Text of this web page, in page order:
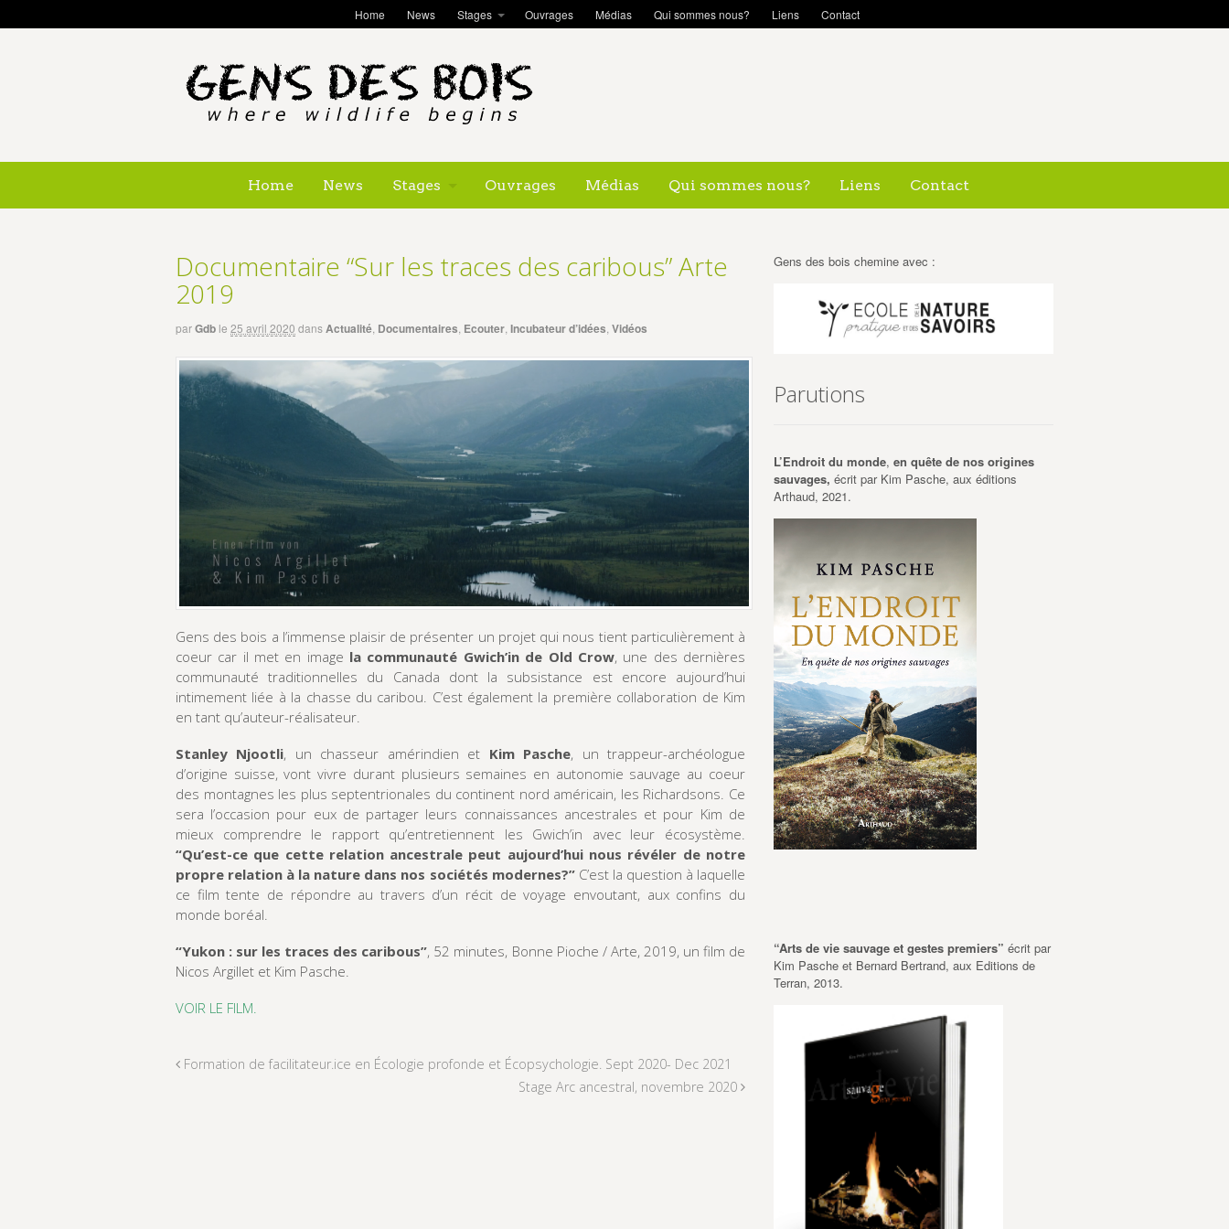
Home News Stages Ouvrages Médias Qui sommes nous? Liens Contact
Home News Stages Ouvrages Médias Qui sommes nous? Liens Contact
Documentaire “Sur les traces des caribous” Arte
2019
parGdb le 25 avril 2020 dansActualité Documentaires Ecouter Incubateur d’idées Vidéos
Gens des bois a l’immense plaisir de présenter un projet qui nous tient particulièrement à
coeur car il met en image la communauté Gwich’in de Old Crow, une des dernières
communauté traditionnelles du Canada dont la subsistance est encore aujourd’hui
intimement liée à la chasse du caribou. C’est également la première collaboration de Kim
en tant qu’auteur-réalisateur.
Stanley Njootli, un chasseur amérindien et Kim Pasche, un trappeur-archéologue
d’origine suisse, vont vivre durant plusieurs semaines en autonomie sauvage au coeur
des montagnes les plus septentrionales du continent nord américain, les Richardsons. Ce
sera l’occasion pour eux de partager leurs connaissances ancestrales et pour Kim de
mieux comprendre le rapport qu’entretiennent les Gwich’in avec leur écosystème.
“Qu’est-ce que cette relation ancestrale peut aujourd’hui nous révéler de notre
propre relation à la nature dans nos sociétés modernes?” C’est la question à laquelle
ce film tente de répondre au travers d’un récit de voyage envoutant, aux confins du
monde boréal.
“Yukon : sur les traces des caribous”, 52 minutes, Bonne Pioche / Arte, 2019, un film de
Nicos Argillet et Kim Pasche.
VOIR LE FILM.
Formation de facilitateur.ice en Écologie profonde et Écopsychologie. Sept 2020- Dec 2021
Stage Arc ancestral, novembre 2020
Gens des bois chemine avec :
Parutions
L’Endroit du monde, en quête de nos origines
sauvages, écrit par Kim Pasche, aux éditions
Arthaud, 2021.
“Arts de vie sauvage et gestes premiers” écrit par
Kim Pasche et Bernard Bertrand, aux Editions de
Terran, 2013.